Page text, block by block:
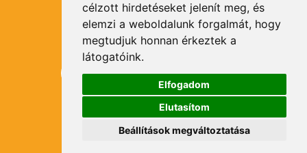
célzott hirdetéseket jelenít meg, és
elemzi a weboldalunk forgalmát, hogy
megtudjuk honnan érkeztek a
látogatóink.
Elfogadom
Elutasítom
Beállítások megváltoztatása
Hírlevél Feliratkozás
Feliratkozás